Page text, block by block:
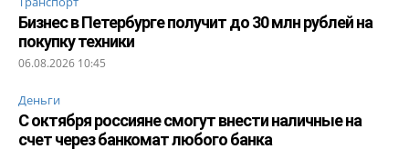
Бизнес в Петербурге получит до 30 млн рублей на
покупку техники
06.08.2026 10:45
Деньги
С октября россияне смогут внести наличные на
счет через банкомат любого банка